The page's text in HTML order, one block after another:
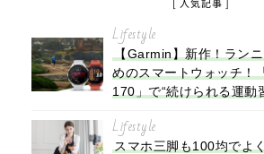
[ 人気記事 ]
Lifestyle
【Garmin】新作！ラン
めのスマートウォッチ！
170」で“続けられる運動
Lifestyle
スマホ三脚も100均でよ